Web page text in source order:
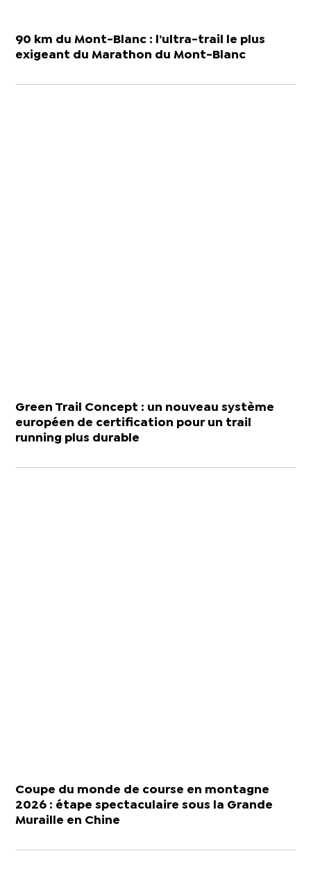
90 km du Mont-Blanc : l’ultra-trail le plus
exigeant du Marathon du Mont-Blanc
Green Trail Concept : un nouveau système
européen de certification pour un trail
running plus durable
Coupe du monde de course en montagne
2026 : étape spectaculaire sous la Grande
Muraille en Chine